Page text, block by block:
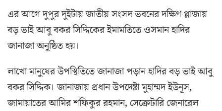
এর আগে দুপুর দুইটায় জাতীয় সংসদ ভবনের দক্ষিণ প্লাজায়
বড় ভাই আবু বকর সিদ্দিকের ইমামতিতে ওসমান হাদির
জানাজা অনুষ্ঠিত হয়।
লাখো মানুষের উপস্থিতিতে জানাজা পড়ান হাদির বড় ভাই আবু
বকর সিদ্দিক। জানাজায় প্রধান উপদেষ্টা মুহাম্মদ ইউনূস,
জামায়াতের আমির শফিকুর রহমান, সেক্রেটারি জেনারেল